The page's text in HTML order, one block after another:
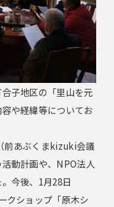
子地区の「里山を元
や経緯等についてお
前あぶくまkizuki会議
動計画や、NPO法人
今後、1月28日
クショップ「原木シ